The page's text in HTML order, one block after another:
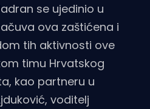
se ujedinio u
ova zaštićena i
tih aktivnosti ove
timu Hrvatskog
kao partneru u
voditelj